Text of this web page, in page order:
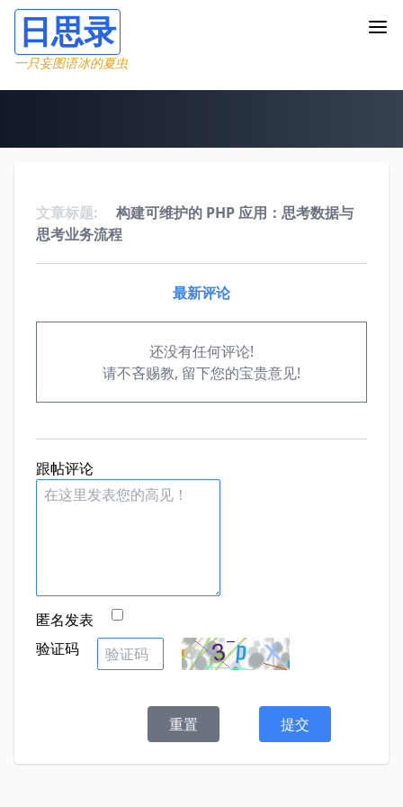
日思录
一只妄图语冰的夏虫
文章标题:
构建可维护的 PHP 应用：思考数据与
思考业务流程
最新评论
还没有任何评论!
请不吝赐教, 留下您的宝贵意见!
跟帖评论
匿名发表
验证码
重置 提交